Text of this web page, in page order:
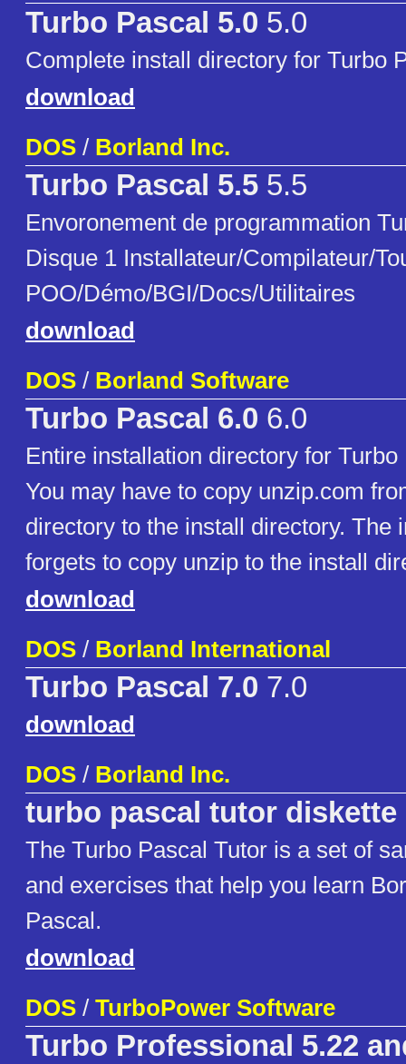
Turbo Pascal 5.0 5.0
Complete install directory for Turbo
download
DOS / Borland Inc.
Turbo Pascal 5.5 5.5
Envoronement de programmation
Disque 1 Installateur/Compilateur/
POO/Démo/BGI/Docs/Utilitaires
download
DOS / Borland Software
Turbo Pascal 6.0 6.0
Entire installation directory for
You may have to copy unzip.com
directory to the install directory. The
forgets to copy unzip to the install
download
DOS / Borland International
Turbo Pascal 7.0 7.0
download
DOS / Borland Inc.
turbo pascal tutor diskette
The Turbo Pascal Tutor is a set of
and exercises that help you learn
Pascal.
download
DOS / TurboPower Software
Turbo Professional 5.22